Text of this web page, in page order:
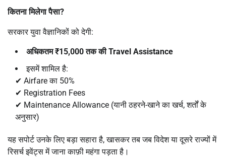
कितना मिलेगा पैसा?
सरकार युवा वैज्ञानिकों को देगी:
अधिकतम₹15,000तक कीTravel Assistance
इसमें शामिल है:
✔ Airfare का 50%
✔ Registration Fees
✔ Maintenance Allowance (यानी ठहरने-खाने का खर्च, शर्तों के
अनुसार)
यह सपोर्ट उनके लिए बड़ा सहारा है, खासकर तब जब विदेश या दूसरे राज्यों में
रिसर्च इवेंट्स में जाना काफ़ी महंगा पड़ता है।